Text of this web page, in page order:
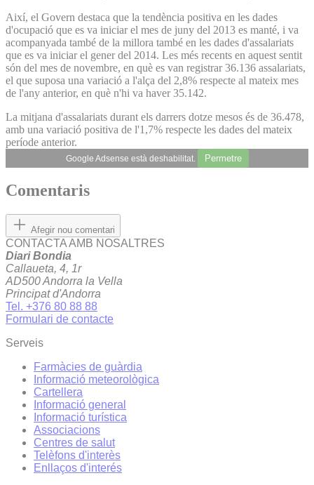
Així, el Govern destaca que la tendència positiva en les dades
d'ocupació que es va iniciar el mes de juny del 2013 es manté, i va
acompanyada també de la millora també en les dades d'assalariats
que es va iniciar el gener del 2014. Les més recents en aquest sentit
són del mes de novembre, en què es van registrar 36.136 assalariats,
el que suposa una variació a l'alça del 2,8% respecte al mateix mes
de l'any anterior, en què n'hi va haver 35.142.
La mitjana d'assalariats durant els darrers dotze mesos és de 36.478,
amb una variació positiva de l'1,7% respecte les dades del mateix
període anterior.
Google Adsense està deshabilitat. Permetre
Comentaris
Afegir nou comentari
CONTACTA AMB NOSALTRES
Diari Bondia
Callaueta, 4, 1r
AD500 Andorra la Vella
Principat d'Andorra
Tel. +376 80 88 88
Formulari de contacte
Serveis
Farmàcies de guàrdia
Informació meteorològica
Cartellera
Informació general
Informació turística
Associacions
Centres de salut
Telèfons d'interès
Enllaços d'interés